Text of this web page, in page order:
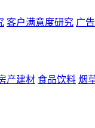
客户满意度研究 广
产建材 食品饮料 烟